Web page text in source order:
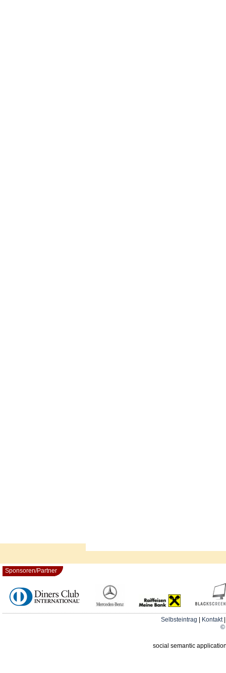
Sponsoren/Partner
Selbsteintrag Kontakt
©
social semantic